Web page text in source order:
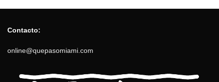
Contacto:
online@quepasomiami.com